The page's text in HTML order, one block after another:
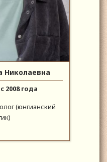
Николаевна
2008 года
(юнгианский